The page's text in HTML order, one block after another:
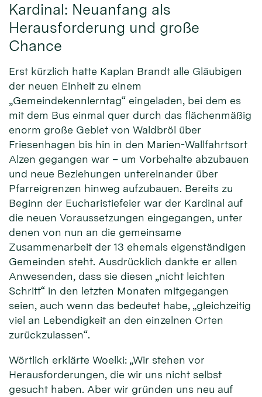
Kardinal: Neuanfang als
Herausforderung und große
Chance
Erst kürzlich hatte Kaplan Brandt alle Gläubigen
der neuen Einheit zu einem
„Gemeindekennlerntag“ eingeladen, bei dem es
mit dem Bus einmal quer durch das flächenmäßig
enorm große Gebiet von Waldbröl über
Friesenhagen bis hin in den Marien-Wallfahrtsort
Alzen gegangen war – um Vorbehalte abzubauen
und neue Beziehungen untereinander über
Pfarreigrenzen hinweg aufzubauen. Bereits zu
Beginn der Eucharistiefeier war der Kardinal auf
die neuen Voraussetzungen eingegangen, unter
denen von nun an die gemeinsame
Zusammenarbeit der 13 ehemals eigenständigen
Gemeinden steht. Ausdrücklich dankte er allen
Anwesenden, dass sie diesen „nicht leichten
Schritt“ in den letzten Monaten mitgegangen
seien, auch wenn das bedeutet habe, „gleichzeitig
viel an Lebendigkeit an den einzelnen Orten
zurückzulassen“.
Wörtlich erklärte Woelki: „Wir stehen vor
Herausforderungen, die wir uns nicht selbst
gesucht haben. Aber wir gründen uns neu auf